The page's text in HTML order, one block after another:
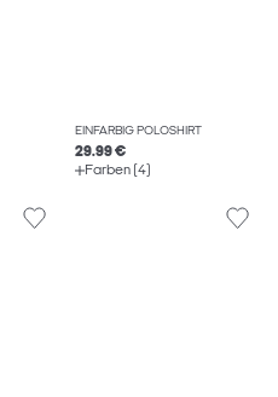
EINFARBIG POLOSHIRT
29.99 €
Farben (4)